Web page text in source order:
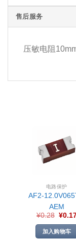
售后服务
压敏电阻
电路保护
AF2-
AEM
¥0.28 ¥
加入购物车